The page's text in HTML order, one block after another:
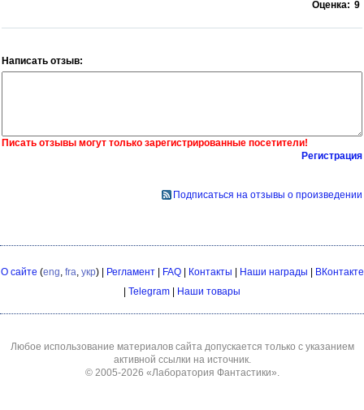
Оценка: 9
Написать отзыв:
Писать отзывы могут только зарегистрированные посетители!
Регистрация
Подписаться на отзывы о произведении
О сайте (eng, fra, укр) | Регламент| FAQ| Контакты Наши награды
ВКонтакте
Telegram Наши товары
Любое использование материалов сайта допускается только с указанием
активной ссылки на источник.
© 2005-2026 «Лаборатория Фантастики».